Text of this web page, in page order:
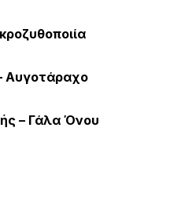
Αυγοτάραχο
– Γάλα Όνου